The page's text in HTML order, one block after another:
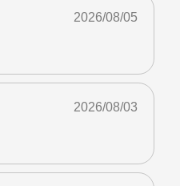
2026/08/05
2026/08/03